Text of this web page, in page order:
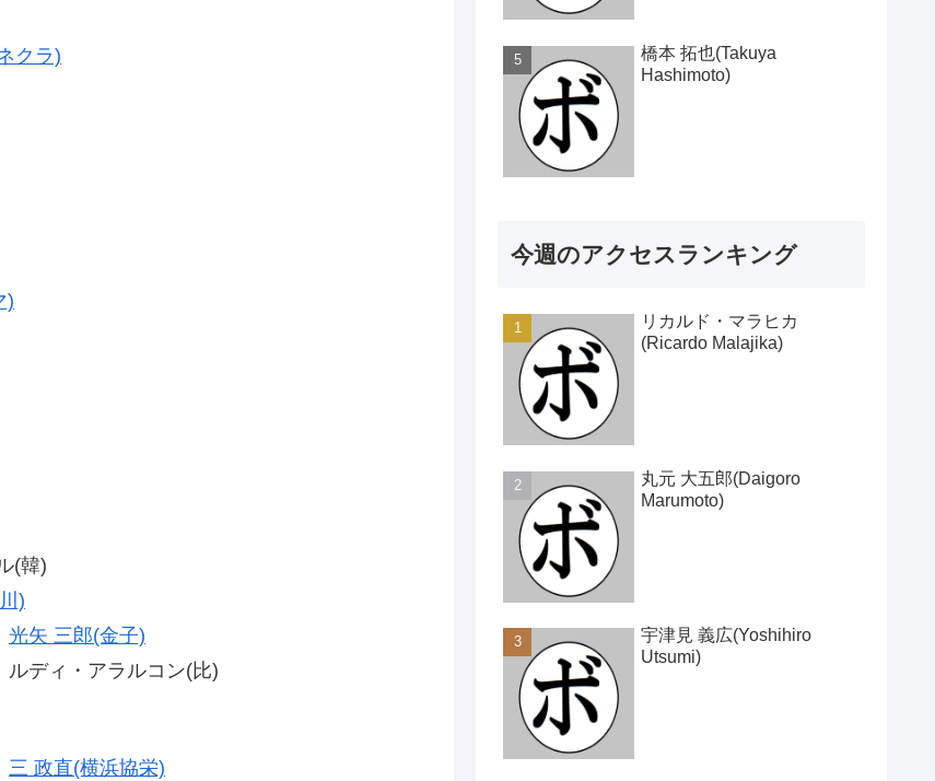
クラ)
)
(韓)
)
光矢 三郎(金子)
ディ・アラルコン(比)
三 政直(横浜協栄)
橋本 拓也(Takuya
Hashimoto)
今週のアクセスランキング
リカルド・マラヒカ
(Ricardo Malajika)
丸元 大五郎(Daigoro
Marumoto)
宇津見 義広(Yoshihiro
Utsumi)